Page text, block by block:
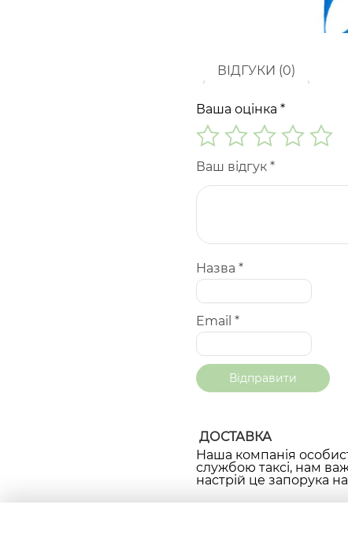
ВІДГУКИ (0)
Ваша оцінка *
Ваш відгук *
Назва *
Email *
ДОСТАВКА
Наша компанія
службою таксі, нам
настрій це запорука